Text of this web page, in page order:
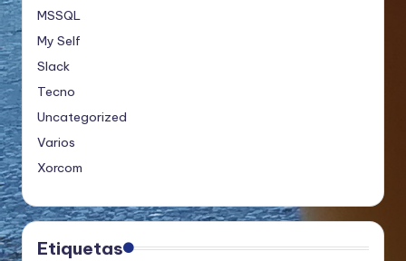
MSSQL
My Self
Slack
Tecno
Uncategorized
Varios
Xorcom
Etiquetas